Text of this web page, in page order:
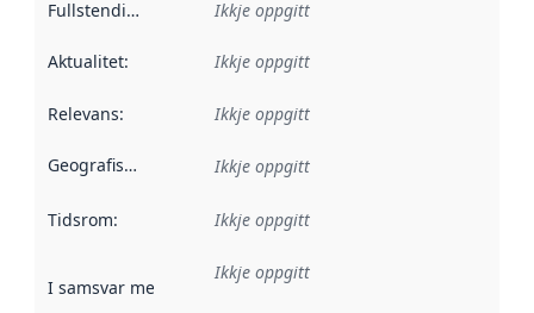
Fullstendigheit Ikkje oppgitt
Aktualitet: Ikkje oppgitt
Relevans: Ikkje oppgitt
Geografisk område Ikkje oppgitt
Tidsrom: Ikkje oppgitt
I samsvar med Referanse til ei implementeringsregel eller
Ikkje oppgitt